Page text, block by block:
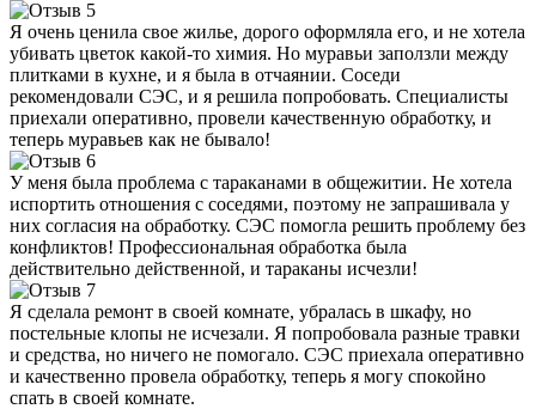
Я очень ценила свое жилье, дорого оформляла его, и не хотела
убивать цветок какой-то химия. Но муравьи заползли между
плитками в кухне, и я была в отчаянии. Соседи
рекомендовали СЭС, и я решила попробовать. Специалисты
приехали оперативно, провели качественную обработку, и
теперь муравьев как не бывало!
У меня была проблема с тараканами в общежитии. Не хотела
испортить отношения с соседями, поэтому не запрашивала у
них согласия на обработку. СЭС помогла решить проблему без
конфликтов! Профессиональная обработка была
действительно действенной, и тараканы исчезли!
Я сделала ремонт в своей комнате, убралась в шкафу, но
постельные клопы не исчезали. Я попробовала разные травки
и средства, но ничего не помогало. СЭС приехала оперативно
и качественно провела обработку, теперь я могу спокойно
спать в своей комнате.